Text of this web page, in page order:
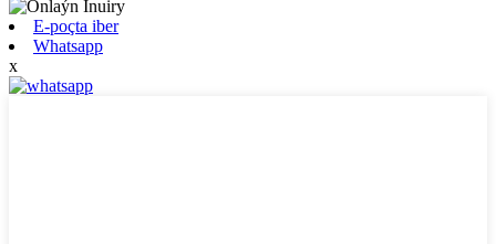
E-poçta iber
Whatsapp
x